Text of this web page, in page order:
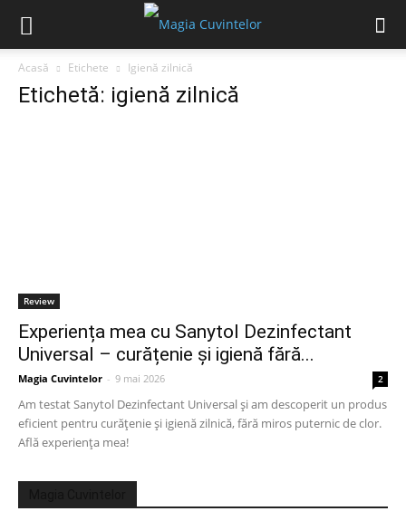
Acasă Etichete Igienă zilnică
Etichetă: igienă zilnică
Review
Experiența mea cu Sanytol Dezinfectant
Universal – curățenie și igienă fără...
Magia Cuvintelor - 9 mai 2026 2
Am testat Sanytol Dezinfectant Universal și am descoperit un produs
eficient pentru curățenie și igienă zilnică, fără miros puternic de clor.
Află experiența mea!